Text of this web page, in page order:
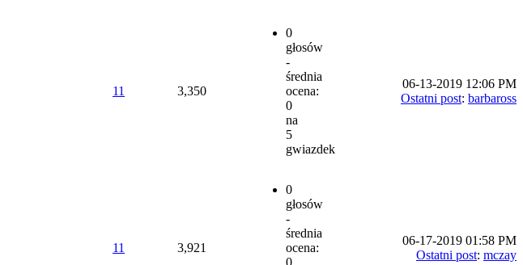
11 3,350
0
głosów
-
średnia
ocena:
0
na
5
gwiazdek
06-13-2019 12:06 PM
Ostatni post: barbaross
11 3,921
0
głosów
-
średnia
ocena:
0
06-17-2019 01:58 PM
Ostatni post: mczay